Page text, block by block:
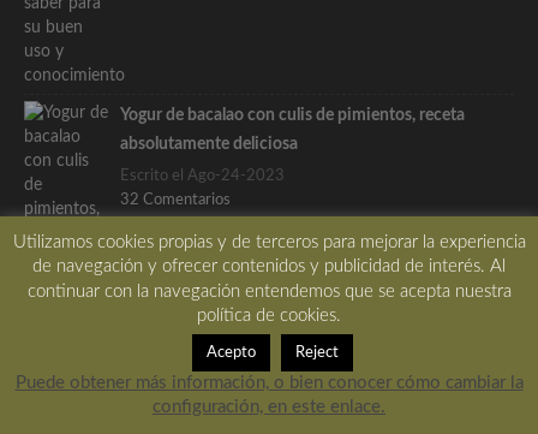
Yogur de bacalao con culis de pimientos, receta
absolutamente deliciosa
Escrito el Ago-24-2023
32 Comentarios
aceite ajo ALIÑO aperitivo Apuntes arroz
berenjena calabacin carne CEBOLLA
Utilizamos cookies propias y de terceros para mejorar la experiencia
de navegación y ofrecer contenidos y publicidad de interés. Al
continuar con la navegación entendemos que se acepta nuestra
política de cookies.
Acepto Reject
Puede obtener más información, o bien conocer cómo cambiar la
configuración, en este enlace.